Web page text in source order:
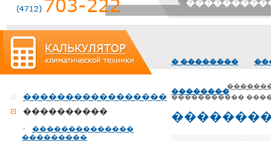
� ��������
��������
�����������
�����������������
����������
��������������
���������